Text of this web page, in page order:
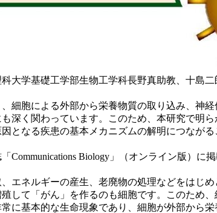
大学基礎工学部生物工学科長野真助教、十島
胞による外部から栄養物質の取り込み、神
深く関わっています。このため、本研究で明
となる疾患の基本メカニズムの解明につなが
Biology」（オンライン版）に掲
ネルギーの産生、老廃物の処理などをはじ
して「がん」を作るのも細胞です。このため
に基本的な生命現象であり、細胞が外部から